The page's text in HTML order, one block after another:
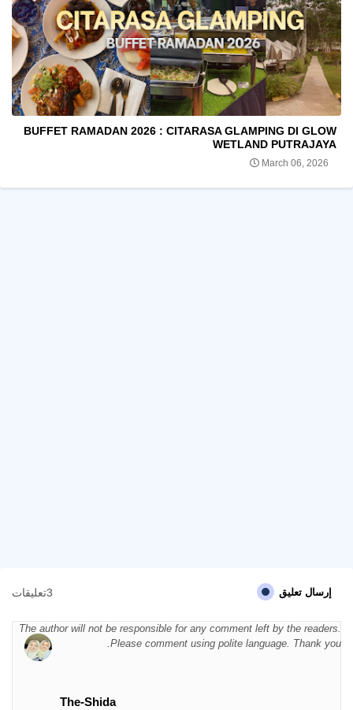
BUFFET RAMADAN 2026 : CITARASA GLAMPING DI GLOW
WETLAND PUTRAJAYA
March 06, 2026
إرسال تعليق 3تعليقات
The author will not be responsible for any comment left by the readers.
Please comment using polite language. Thank you.
The-Shida